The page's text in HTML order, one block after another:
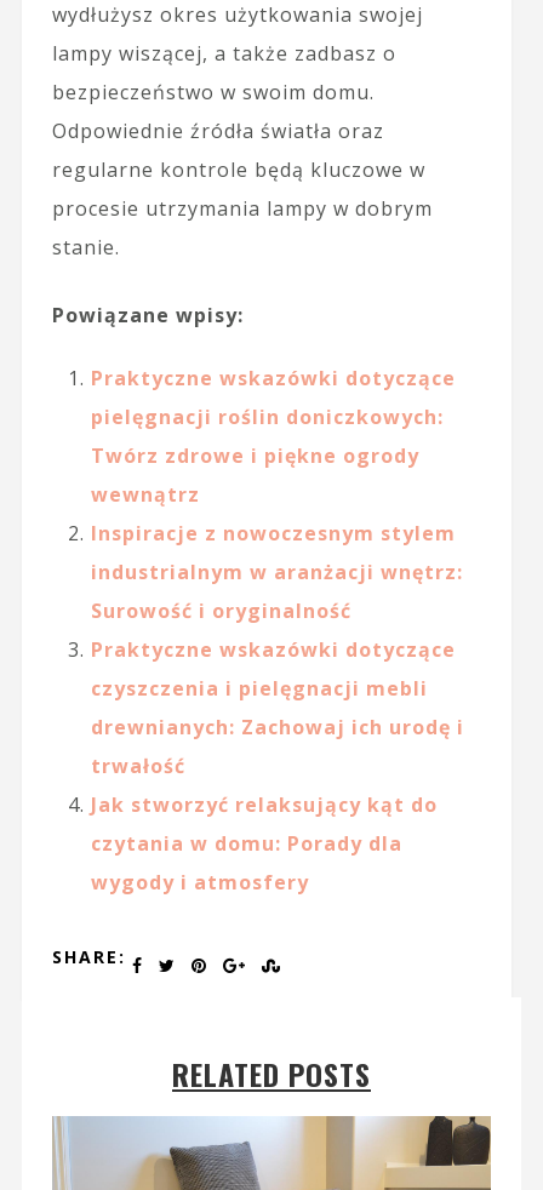
wydłużysz okres użytkowania swojej
lampy wiszącej, a także zadbasz o
bezpieczeństwo w swoim domu.
Odpowiednie źródła światła oraz
regularne kontrole będą kluczowe w
procesie utrzymania lampy w dobrym
stanie.
Powiązane wpisy:
Praktyczne wskazówki dotyczące
pielęgnacji roślin doniczkowych:
Twórz zdrowe i piękne ogrody
wewnątrz
Inspiracje z nowoczesnym stylem
industrialnym w aranżacji wnętrz:
Surowość i oryginalność
Praktyczne wskazówki dotyczące
czyszczenia i pielęgnacji mebli
drewnianych: Zachowaj ich urodę i
trwałość
Jak stworzyć relaksujący kąt do
czytania w domu: Porady dla
wygody i atmosfery
SHARE:
RELATED POSTS